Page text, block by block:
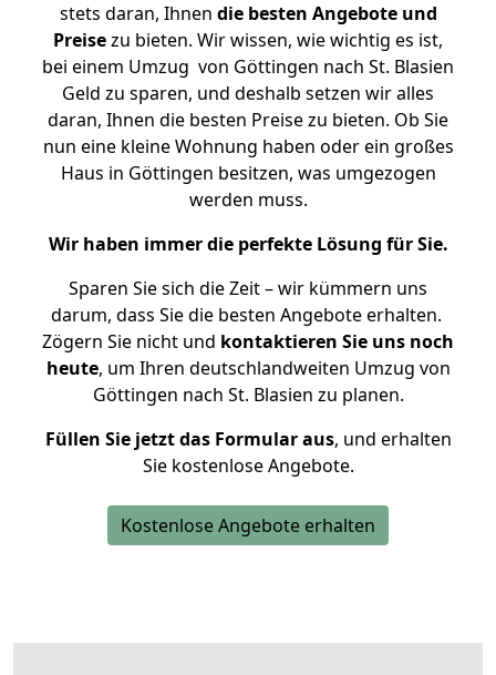
stets daran, Ihnen die besten Angebote und
Preisezu bieten. Wir wissen, wie wichtig es ist,
bei einem Umzug von Göttingen nach St. Blasien
Geld zu sparen, und deshalb setzen wir alles
daran, Ihnen die besten Preise zu bieten. Ob Sie
nun eine kleine Wohnung haben oder ein großes
Haus in Göttingen besitzen, was umgezogen
werden muss.
Wir haben immer die perfekte Lösung für Sie.
Sparen Sie sich die Zeit – wir kümmern uns
darum, dass Sie die besten Angebote erhalten.
Zögern Sie nicht und kontaktieren Sie uns noch
heute, um Ihren deutschlandweiten Umzug von
Göttingen nach St. Blasien zu planen.
Füllen Sie jetzt das Formular aus, und erhalten
Sie kostenlose Angebote.
Kostenlose Angebote erhalten